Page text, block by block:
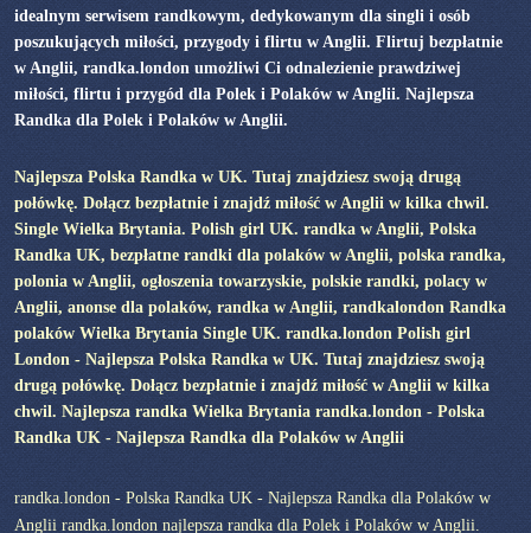
idealnym serwisem randkowym, dedykowanym dla singli i osób
poszukujących miłości, przygody i flirtu w Anglii. Flirtuj bezpłatnie
w Anglii, randka.london umożliwi Ci odnalezienie prawdziwej
miłości, flirtu i przygód dla Polek i Polaków w Anglii. Najlepsza
Randka dla Polek i Polaków w Anglii.
Najlepsza Polska Randka w UK. Tutaj znajdziesz swoją drugą
połówkę. Dołącz bezpłatnie i znajdź miłość w Anglii w kilka chwil.
Single Wielka Brytania. Polish girl UK. randka w Anglii, Polska
Randka UK, bezpłatne randki dla polaków w Anglii, polska randka,
polonia w Anglii, ogłoszenia towarzyskie, polskie randki, polacy w
Anglii, anonse dla polaków, randka w Anglii, randkalondon Randka
polaków Wielka Brytania Single UK. randka.london Polish girl
London - Najlepsza Polska Randka w UK. Tutaj znajdziesz swoją
drugą połówkę. Dołącz bezpłatnie i znajdź miłość w Anglii w kilka
chwil. Najlepsza randka Wielka Brytania randka.london - Polska
Randka UK - Najlepsza Randka dla Polaków w Anglii
randka.london - Polska Randka UK - Najlepsza Randka dla Polaków w
Anglii randka.london najlepsza randka dla Polek i Polaków w Anglii.